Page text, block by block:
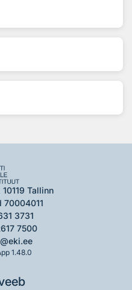
Tallinn
70004011
3731
617 7500
1.48.0